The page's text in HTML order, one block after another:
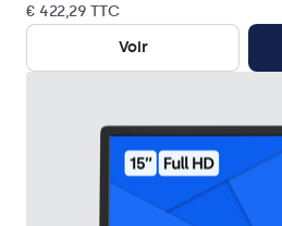
€ 422,29 TTC
Voir